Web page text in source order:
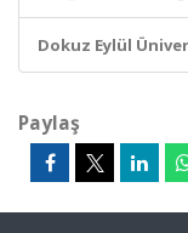
Dokuz Eylül
Paylaş